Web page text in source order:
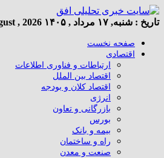
تاریخ : شنبه, ۱۷ مرداد , ۱۴۰۵ , 2026
صفحه نخست
اقتصادی
ارتباطات و فناوری اطلاعات
اقتصاد بین الملل
اقتصاد کلان و بودجه
انرژی
بازرگانی و تعاون
بورس
بیمه و بانک
راه و ساختمان
صنعت و معدن